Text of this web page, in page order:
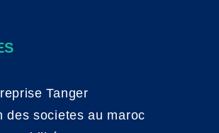
Tanger
des societes au maroc